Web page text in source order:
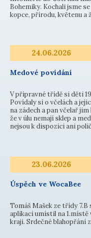
Bohemiky. Kochali jsme
kopce, přírodu, květenu a
24.06.2026
Medové povídání
V přípravné třídě si děti
Povídaly si o včelách a
na zádech a pan včelař
že v úlu nemají sklep a
nejsou k dispozici ani
23.06.2026
Úspěch ve WocaBee
Tomáš Mašek ze třídy
aplikaci umístil na 1.místě
kraji. Srdečné blahopřání